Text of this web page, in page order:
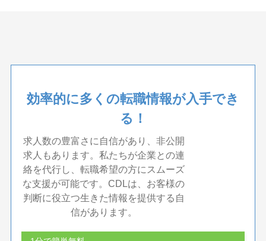
効率的に多くの転職情報が入手でき
る！
求人数の豊富さに自信があり、非公開
求人もあります。私たちが企業との連
絡を代行し、転職希望の方にスムーズ
な支援が可能です。CDLは、お客様の
判断に役立つ生きた情報を提供する自
信があります。